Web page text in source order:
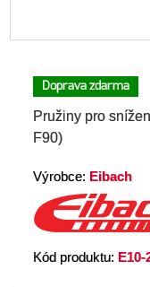
Doprava zdarma
Pružiny pro
F90)
Výrobce: Eibach
Kód produktu: E10-